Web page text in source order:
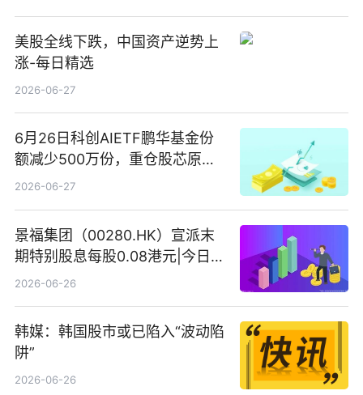
美股全线下跌，中国资产逆势上
涨-每日精选
2026-06-27
6月26日科创AIETF鹏华基金份
额减少500万份，重仓股芯原股
份、寒武纪、澜起科技 观速讯
2026-06-27
景福集团（00280.HK）宣派末
期特别股息每股0.08港元|今日快
看
2026-06-26
韩媒：韩国股市或已陷入“波动陷
阱”
2026-06-26